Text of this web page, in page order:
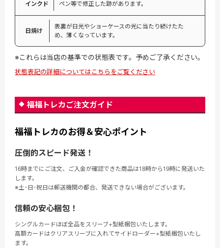
インクド ペン等で修正した跡があります。
日焼け
表裏が日光やショーケースの光に当たり続けたた
め、薄くなっています。
※これらは当店の基準での状態表です。予めご了承ください。
状態表記の詳細についてはこちらをご覧ください
福福トレカご注文ガイド
福福トレカのお得＆安心ポイント
圧倒的スピード発送！
16時までにご注文、ご入金が確認できた商品は18時から19時に発送いた
します。
※土･日･祝日は郵送機関の都合、発送できない場合がございます。
信頼の安心梱包！
シングルカードほぼ全品をスリーブ+型紙梱包いたします。
高額カードはクリアスリーブに入れてサイドローダー+型紙梱包いたし
ます。